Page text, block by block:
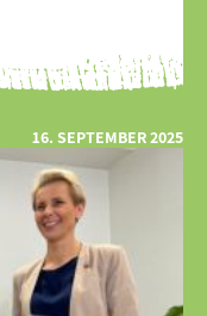
16. SEPTEMBER 2025